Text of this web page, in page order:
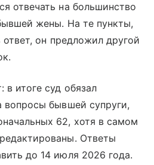
отвечать на большинство
жены. На те пункты,
ответ, он предложил другой
итоге суд обязал
вопросы бывшей супруги,
62, хотя в самом
Ответы
до 14 июля 2026 года.